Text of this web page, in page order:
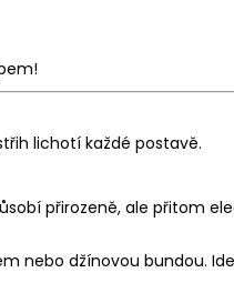
lichotí každé postavě.
přirozeně, ale přitom
nebo džínovou bundou.